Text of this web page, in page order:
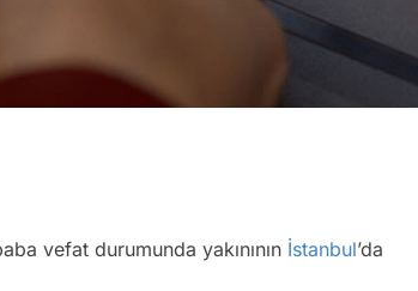
vefat durumunda yakınının İstanbul’da